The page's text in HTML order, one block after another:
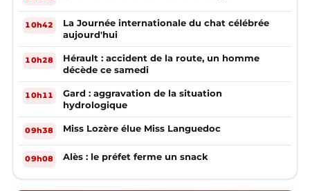
10h42
La Journée internationale du chat célébrée
aujourd'hui
10h28
Hérault : accident de la route, un homme
décède ce samedi
10h11
Gard : aggravation de la situation
hydrologique
09h38 Miss Lozère élue Miss Languedoc
09h08 Alès : le préfet ferme un snack